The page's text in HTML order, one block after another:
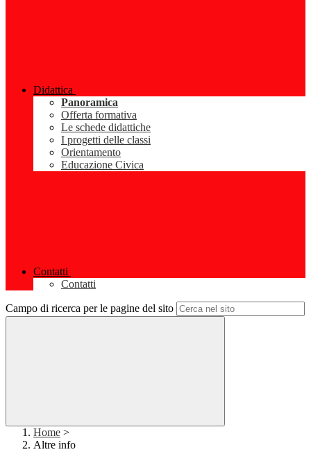
Didattica
Panoramica
Offerta formativa
Le schede didattiche
I progetti delle classi
Orientamento
Educazione Civica
Contatti
Contatti
Campo di ricerca per le pagine del sito
Home >
Altre info